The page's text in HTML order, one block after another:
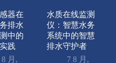
器在
排水
中的
践
8 月,
水质在线监测
仪：智慧水务
系统中的智慧
排水守护者
7 8 月,